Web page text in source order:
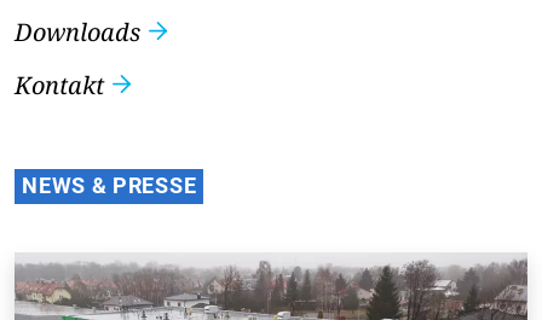
Downloads
Kontakt
NEWS & PRESSE